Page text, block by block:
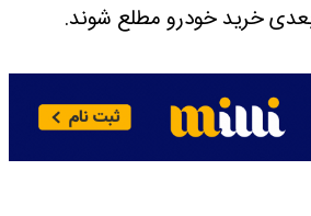
خرید خودرو مطلع شوند.